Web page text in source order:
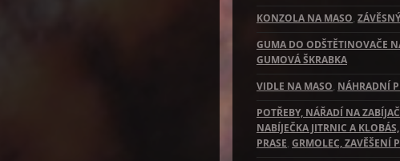
KONZOLA NA MASO,
GUMA DO ODŠTĚTINOVAČE
GUMOVÁ ŠKRABKA
VIDLE NA MASO, NÁHRADNÍ
POTŘEBY, NÁŘADÍ NA
NABÍJEČKA JITRNIC A KLOBÁS,
PRASE, GRMOLEC, ZAVĚŠENÍ